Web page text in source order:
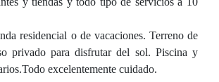
residencial o de vacaciones. Terreno de
privado para disfrutar del sol. Piscina y
excelentemente cuidado.